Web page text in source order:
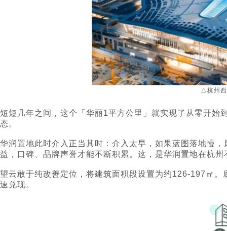
△杭州
短短几年之间，这个「华丽1平方公里」就实现了从零开始
态。
华润置地此时介入正当其时：介入太早，如果蓝图落地慢
益，口碑、品牌声誉才能不断积累。这，是华润置地在杭
望云敢于纯改善定位，将建筑面积段设置为约126-197㎡
速兑现。